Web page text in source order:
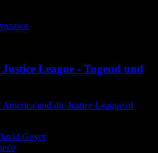
League - Tugend und
und die Justice League of
Goyer